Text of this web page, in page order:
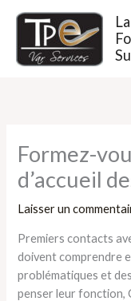
contenu
Formez-
d’accueil
Laisser un
Premiers contacts
doivent comprendre
problématiques et
penser leur fonction,